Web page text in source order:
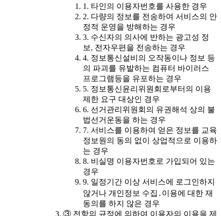
1. 타인의 이용자번호를 사용한 경우
2. 다량의 정보를 전송하여 서비스의 안
정적 운영을 방해하는 경우
3. 수신자의 의사에 반하는 광고성 정
보, 전자우편을 전송하는 경우
4. 정보통신설비의 오작동이나 정보 등
의 파괴를 유발하는 컴퓨터 바이러스
프로그램등을 유포하는 경우
5. 정보통신윤리위원회로부터의 이용
제한 요구 대상인 경우
6. 선거관리위원회의 유권해석 상의 불
법선거운동을 하는 경우
7. 서비스를 이용하여 얻은 정보를 교육
정보원의 동의 없이 상업적으로 이용하
는 경우
8. 비실명 이용자번호로 가입되어 있는
경우
9. 일정기간 이상 서비스에 로그인하지
않거나 개인정보 수집․이용에 대한 재
동의를 하지 않은 경우
③ 전항의 규정에 의하여 이용자의 이용을 제